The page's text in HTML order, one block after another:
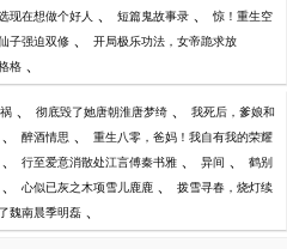
现在想做个好人 、 短篇鬼故事录 、 惊！重生空
子强迫双修 、 开局极乐功法，女帝跪求放
格 、
、 彻底毁了她唐朝淮唐梦绮 、 我死后，爹娘和
、 醉酒情思 、 重生八零，爸妈！我自有我的荣耀
、 行至爱意消散处江言傅秦书雅 、 异间 、 鹤别
、 心似已灰之木项雪儿鹿鹿 、 拨雪寻春，烧灯续
魏南晨季明磊 、